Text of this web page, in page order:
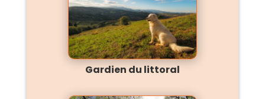
Gardien du littoral